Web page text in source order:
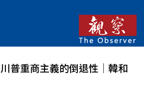
普重商主義的倒退性│韓和